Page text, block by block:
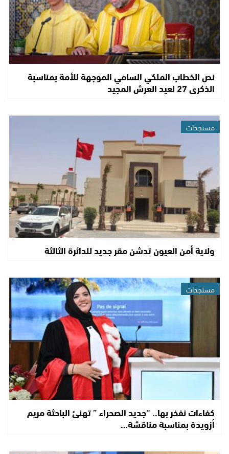
نص الخطاب الملكي السامي الموجهة للأمة بمناسبة
الذكرى 27 لعيد العرش المجيد
مستجدات
ولاية أمن العيون تدشن مقر جديد للدائرة الثالثة
مستجدات
كفاءات نفخر بها.. “جديد الصحراء ” تهنئ الباحثة مريم
أزويدة بمناسبة مناقشة…